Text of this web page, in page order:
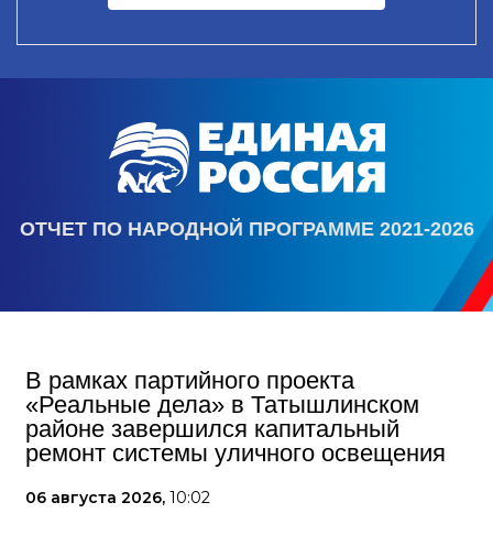
ОТЧЕТ ПО НАРОДНОЙ ПРОГРАММЕ 2021-2026
В рамках партийного проекта
«Реальные дела» в Татышлинском
районе завершился капитальный
ремонт системы уличного освещения
06 августа 2026, 10:02